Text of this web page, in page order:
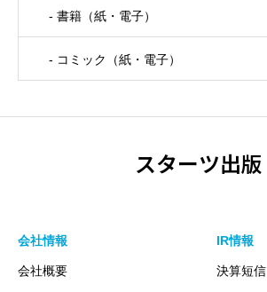
- 書籍（紙・電子）
- コミック（紙・電子）
スターツ出版
会社情報
会社概要
IR情報
決算短信